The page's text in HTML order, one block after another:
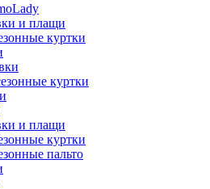
и плащи
куртки
куртки
и плащи
куртки
пальто